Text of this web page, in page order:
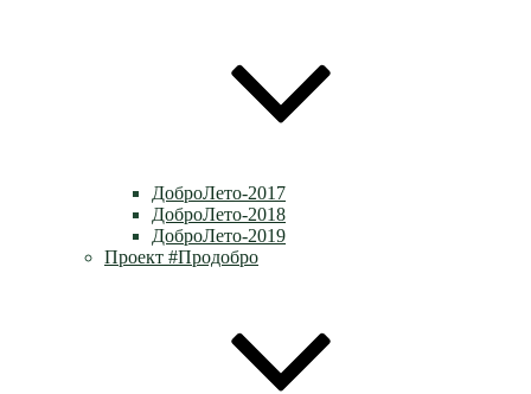
ДоброЛето-2017
ДоброЛето-2018
ДоброЛето-2019
Проект #Продобро